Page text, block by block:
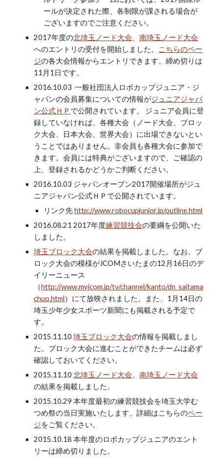
ールが決定された際、各制限が課される場合が
ございますのでご注意ください。
2017年度の北埼玉ノード大会 、南埼玉ノード大会
へのエントリの受付を開始しました。 こちらのペー
ジの各大会情報からエントリできます。締め切りは
11月1日です。
2016.10.03 一般社団法人ロボカップジュニア・ジ
ャパンの会員募集についての情報がジュニアジャパ
ン公式ＨＰ で公開されています。 ジュニア会員に登
録していなければ、各種大会（ノード大会、ブロッ
ク大会、日本大会、世界大会）に出場できないとい
うことではありません。非会員も各種大会に参加で
きます。会員には特典がございますので、ご確認の
上、登録されるかどうかご判断ください。
2016.10.03 ジャパンオープン2017開催場所がジュ
ニアジャパン公式ＨＰで公開されています。
リンク先http://www.robocupjunior.jp/outline.html
2016.08.21 2017年度練習競技会の要綱を公開いた
しました。
埼玉ブロック大会の結果を掲載しました。なお、ブ
ロック大会の模様がJCOMさいたまの12月16日のデ
イリーニュース
（http://www.myjcom.jp/tv/channel/kanto/dn_saitama
chuo.html）にて放映されました。また、1月14日の
埼玉少年少女スポーツ新聞にも掲載される予定で
す。
2015.11.10埼玉ブロック大会の情報を掲載しまし
た。ブロック大会に進むことができたチームは必ず
確認しておいてください。
2015.11.10北埼玉ノード大会 、南埼玉ノード大会
の結果を掲載しました。
2015.10.29 本年度最初の練習競技会を埼玉大学む
つめ祭の当日実施いたします。詳細はこちらのペー
ジをご覧ください。
2015.10.18 本年度のロボカップジュニアのエント
リーは締め切りました。